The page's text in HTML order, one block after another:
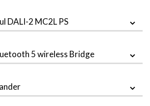
DALI-2 MC2L PS
5 wireless Bridge